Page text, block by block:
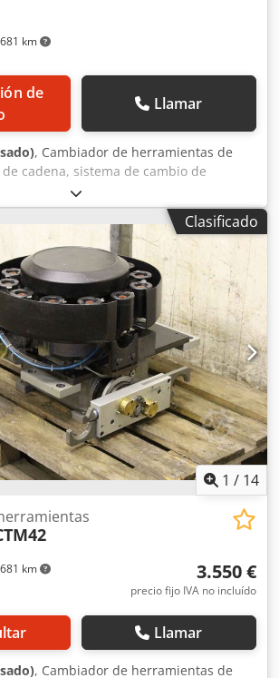
km
Llamar
, Cambiador de herramientas de
cadena, sistema de cambio de
de herramientas - Fabricante:
de herramientas de centro de
VC500D - para: máx. 16
de alojamiento: SK40 - Componentes
- Dimensiones de transporte: Ø 780
Tvttox Akvorf - Peso: 56 kg
Clasificado
1 / 14
km 3.550 €
precio fijo IVA no incluído
Llamar
, Cambiador de herramientas de